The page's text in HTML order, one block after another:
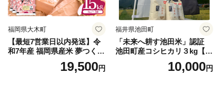
福岡県大木町
【最短7営業日以内発送】令
和7年産 福岡県産米 夢つくし
15kg 精米 ※北海道・沖縄・
19,500円
福井県池田町
「未来へ耕す池田米」認証
池田町産コシヒカリ３kg【お
1人様につき３セットまで】
10,000円